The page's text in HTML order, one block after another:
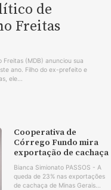
de
Freitas
Freitas (MDB) anunciou sua
ano. Filho do ex-prefeito e
ele...
Cooperativa de
Córrego Fundo mira
exportação de cachaça
Bianca Simionato PASSOS - A
queda de 23% nas exportações
de cachaça de Minas Gerais...